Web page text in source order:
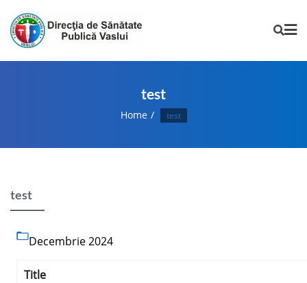
test
Home test
test
Decembrie 2024
Title